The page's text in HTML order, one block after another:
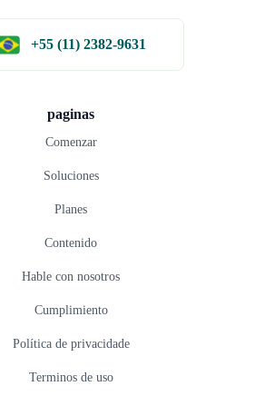
paginas
Comenzar
Soluciones
Planes
Contenido
Hable con nosotros
Cumplimiento
Política de privacidade
Terminos de uso
+55 (11) 2382-9631